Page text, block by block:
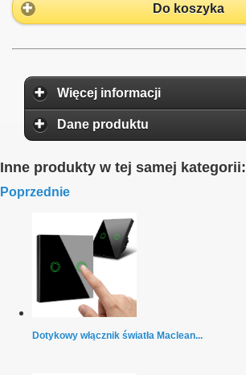
Do koszyka
Więcej informacji
Dane produktu
Inne produkty w tej samej kategorii:
Poprzednie
Dotykowy włącznik światła Maclean...